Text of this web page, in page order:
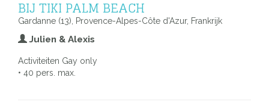
BIJ TIKI PALM BEACH
Gardanne (13), Provence-Alpes-Côte d'Azur, Frankrijk
Julien & Alexis
Activiteiten Gay only
• 40 pers. max.